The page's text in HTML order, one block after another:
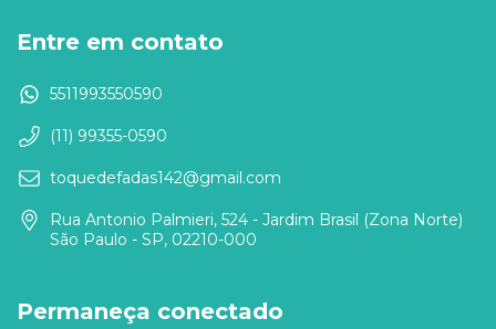
Entre em contato
5511993550590
(11) 99355-0590
toquedefadas142@gmail.com
Rua Antonio Palmieri, 524 - Jardim Brasil (Zona Norte)
São Paulo - SP, 02210-000
Permaneça conectado